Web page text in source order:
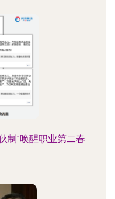
制”唤醒职业第二春